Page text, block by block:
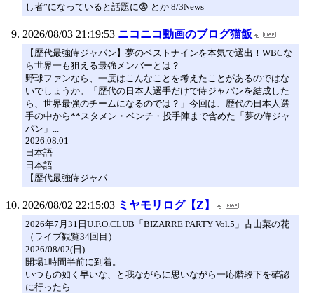
し者”になっていると話題に😨 とか 8/3News
2026/08/03 21:19:53 ニコニコ動画のブログ猫飯
【歴代最強侍ジャパン】夢のベストナインを本気で選出！WBCな
ら世界一も狙える最強メンバーとは？
野球ファンなら、一度はこんなことを考えたことがあるのではな
いでしょうか。「歴代の日本人選手だけで侍ジャパンを結成した
ら、世界最強のチームになるのでは？」今回は、歴代の日本人選
手の中から**スタメン・ベンチ・投手陣まで含めた「夢の侍ジャ
パン」...
2026.08.01
日本語
日本語
【歴代最強侍ジャパ
2026/08/02 22:15:03 ミヤモリログ【Z】
2026年7月31日U.F.O.CLUB「BIZARRE PARTY Vol.5」古山菜の花
（ライブ観覧34回目）
2026/08/02(日)
開場1時間半前に到着。
いつもの如く早いな、と我ながらに思いながら一応階段下を確認
に行ったら